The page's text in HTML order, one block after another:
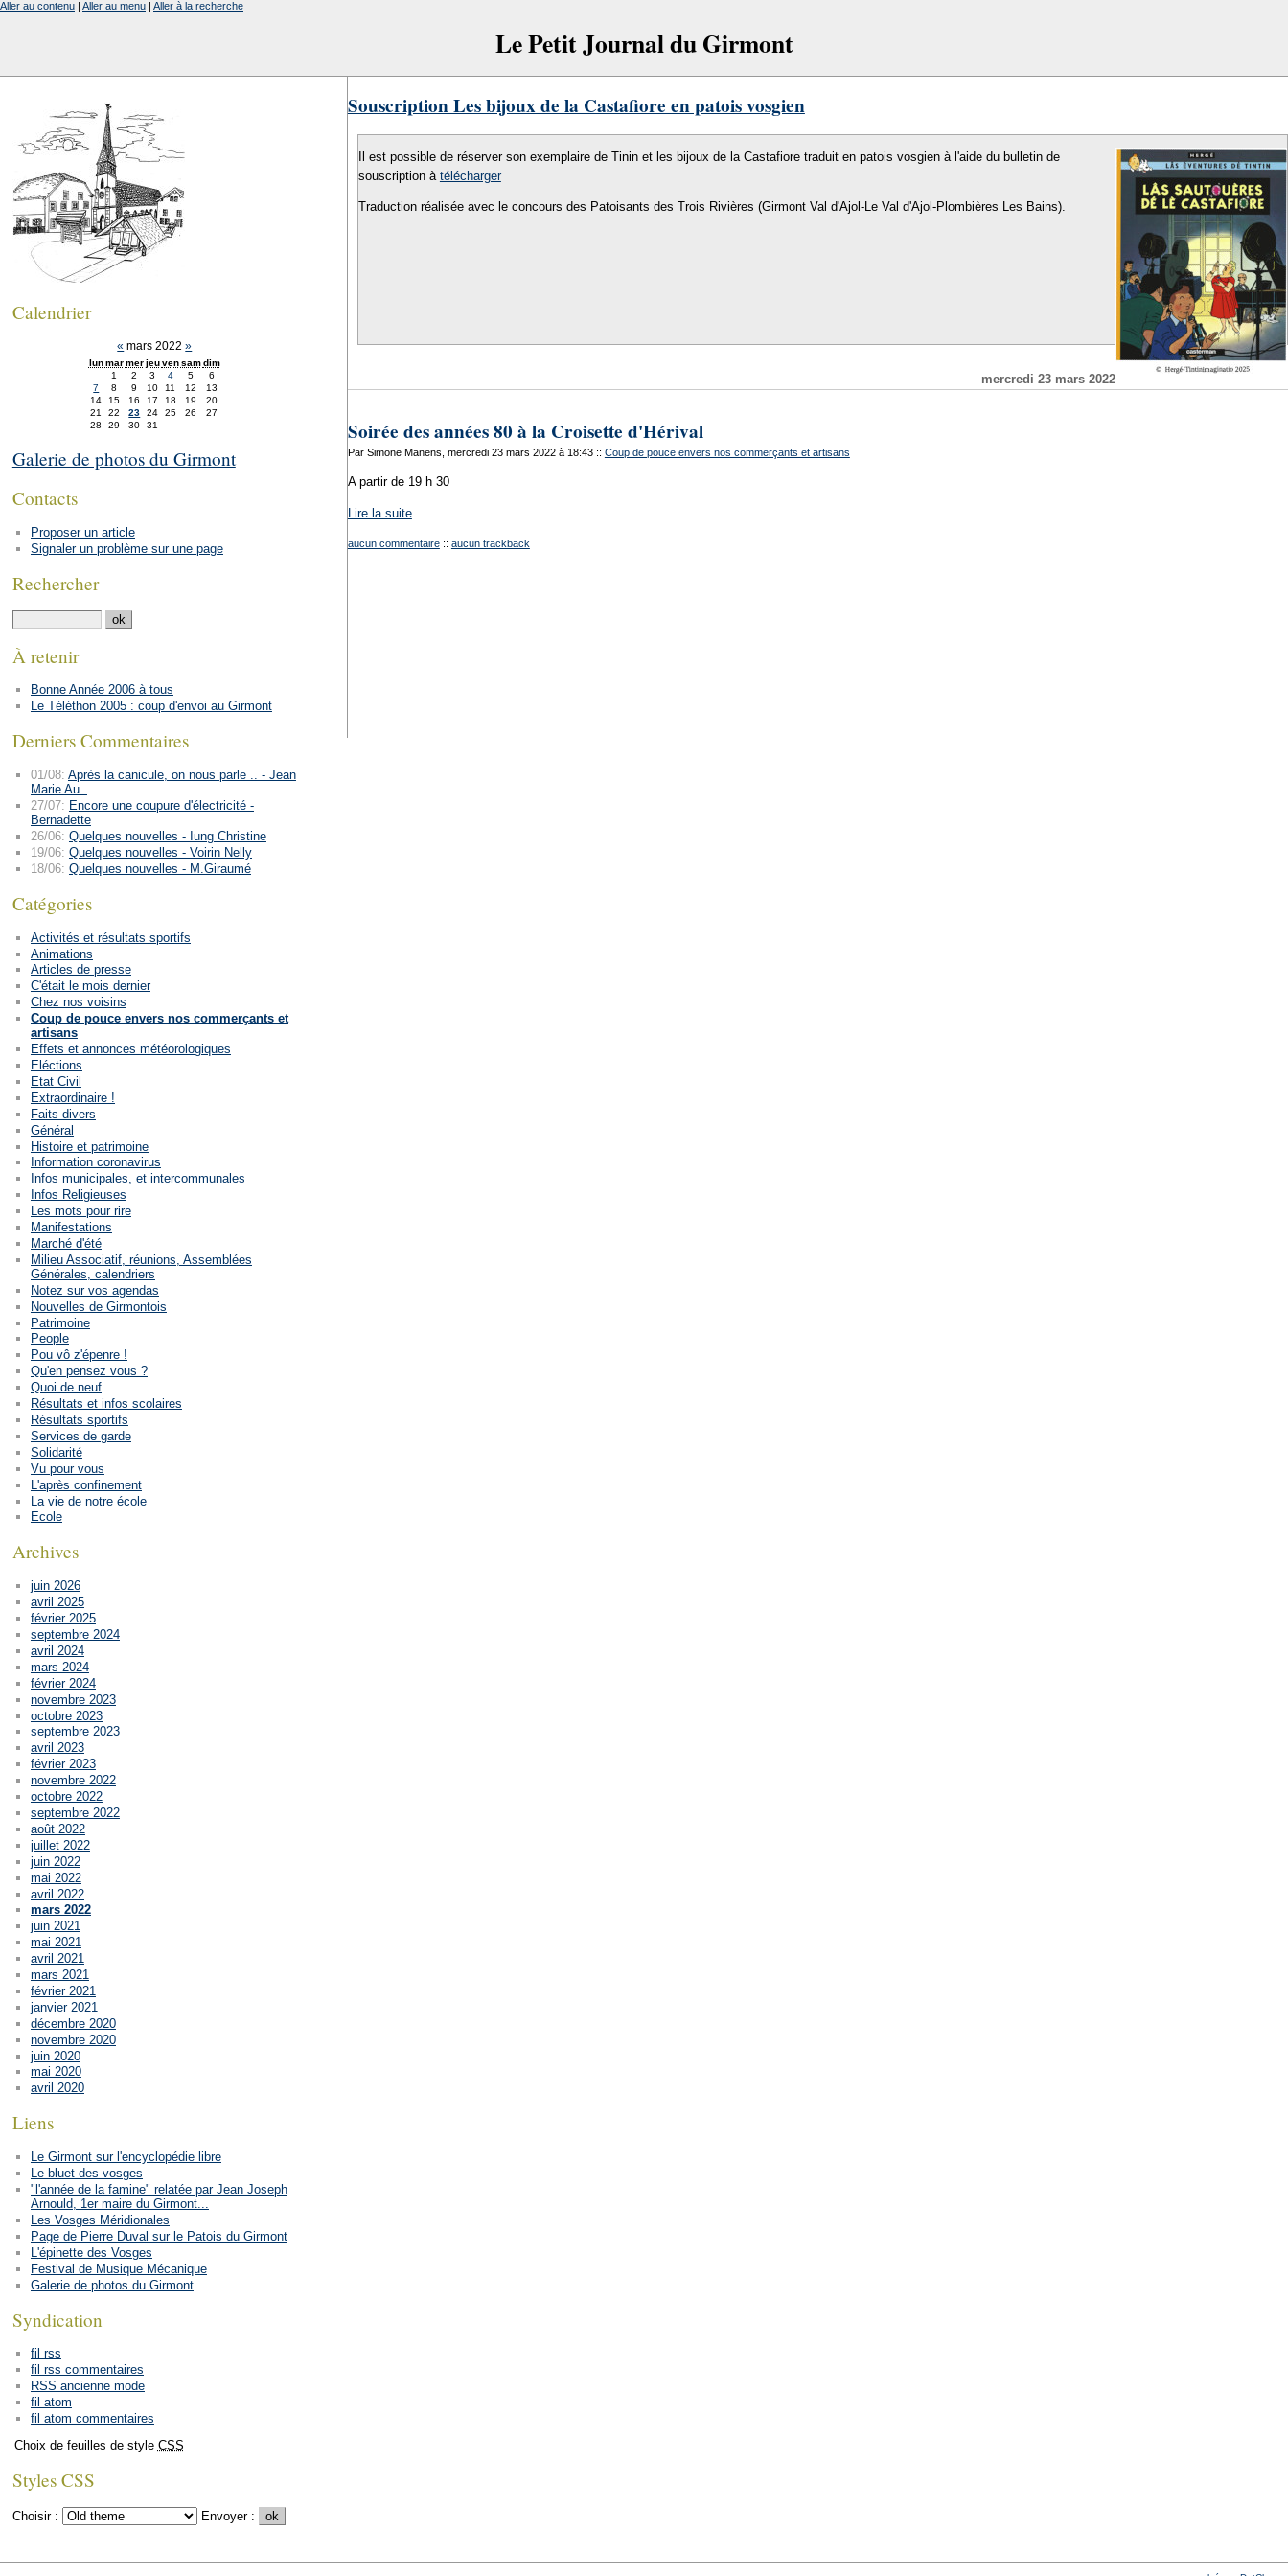
Le Petit Journal du Girmont
Aller au contenu | Aller au menu | Aller à la recherche
Souscription Les bijoux de la Castafiore en patois vosgien
Il est possible de réserver son exemplaire de Tinin et les bijoux de la Castafiore traduit en patois vosgien à l'aide du bulletin de
souscription à télécharger
Traduction réalisée avec le concours des Patoisants des Trois Rivières (Girmont Val d'Ajol-Le Val d'Ajol-Plombières Les Bains).
mercredi 23 mars 2022
Soirée des années 80 à la Croisette d'Hérival
Par Simone Manens, mercredi 23 mars 2022 à 18:43 :: Coup de pouce envers nos commerçants et artisans
A partir de 19 h 30
Lire la suite
aucun commentaire :: aucun trackback
Calendrier
« mars 2022»
lun mar mer jeu ven sam dim
1
2 3 4 5
6
7
8 9 10 11 12
13
14
15 16 17 18 19
20
21
22 23 24 25 26
27
28
29 30 31
Galerie de photos du Girmont
Contacts
Proposer un article
Signaler un problème sur une page
Rechercher
À retenir
Bonne Année 2006 à tous
Le Téléthon 2005 : coup d'envoi au Girmont
Derniers Commentaires
01/08: Après la canicule, on nous parle .. - Jean
Marie Au..
27/07: Encore une coupure d'électricité -
Bernadette
26/06: Quelques nouvelles - Iung Christine
19/06: Quelques nouvelles - Voirin Nelly
18/06: Quelques nouvelles - M.Giraumé
Catégories
Activités et résultats sportifs
Animations
Articles de presse
C'était le mois dernier
Chez nos voisins
Coup de pouce envers nos commerçants et
artisans
Effets et annonces météorologiques
Eléctions
Etat Civil
Extraordinaire !
Faits divers
Général
Histoire et patrimoine
Information coronavirus
Infos municipales, et intercommunales
Infos Religieuses
Les mots pour rire
Manifestations
Marché d'été
Milieu Associatif, réunions, Assemblées
Générales, calendriers
Notez sur vos agendas
Nouvelles de Girmontois
Patrimoine
People
Pou vô z'épenre !
Qu'en pensez vous ?
Quoi de neuf
Résultats et infos scolaires
Résultats sportifs
Services de garde
Solidarité
Vu pour vous
L'après confinement
La vie de notre école
Ecole
Archives
juin 2026
avril 2025
février 2025
septembre 2024
avril 2024
mars 2024
février 2024
novembre 2023
octobre 2023
septembre 2023
avril 2023
février 2023
novembre 2022
octobre 2022
septembre 2022
août 2022
juillet 2022
juin 2022
mai 2022
avril 2022
mars 2022
juin 2021
mai 2021
avril 2021
mars 2021
février 2021
janvier 2021
décembre 2020
novembre 2020
juin 2020
mai 2020
avril 2020
Liens
Le Girmont sur l'encyclopédie libre
Le bluet des vosges
"l'année de la famine" relatée par Jean Joseph
Arnould, 1er maire du Girmont...
Les Vosges Méridionales
Page de Pierre Duval sur le Patois du Girmont
L'épinette des Vosges
Festival de Musique Mécanique
Galerie de photos du Girmont
Syndication
fil rss
fil rss commentaires
RSS ancienne mode
fil atom
fil atom commentaires
Choix de feuilles de style CSS
Styles CSS
Choisir : Envoyer :